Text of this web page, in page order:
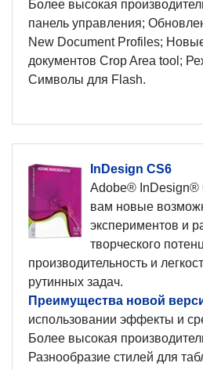
Более высокая
панель управления;
New Document Profiles;
документов Crop Area tool;
Символы для Flash.
InDesign CS6
Adobe® InDesign®
вам новые
экспериментов и
творческого
производительность и
рутинных задач.
Преимущества новой
использовании эффекты и
Более высокая
Разнообразие стилей для